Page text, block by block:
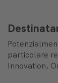
particolare
Innovation,